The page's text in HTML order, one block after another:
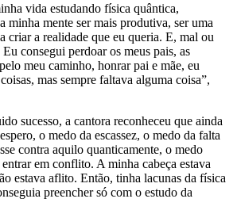
vida estudando física quântica,
minha mente ser mais produtiva, ser uma
criar a realidade que eu queria. E, mal ou
consegui perdoar os meus pais, as
meu caminho, honrar pai e mãe, eu
mas sempre faltava alguma coisa”,
sucesso, a cantora reconheceu que ainda
o medo da escassez, o medo da falta
contra aquilo quanticamente, o medo
em conflito. A minha cabeça estava
estava aflito. Então, tinha lacunas da física
preencher só com o estudo da